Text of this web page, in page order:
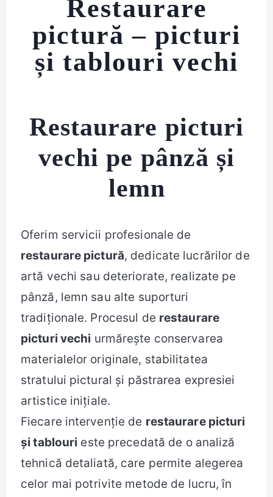
Restaurare
pictură – picturi
și tablouri vechi
Restaurare picturi
vechi pe pânză și
lemn
Oferim servicii profesionale de
restaurare pictură, dedicate lucrărilor de
artă vechi sau deteriorate, realizate pe
pânză, lemn sau alte suporturi
tradiționale. Procesul de restaurare
picturi vechi urmărește conservarea
materialelor originale, stabilitatea
stratului pictural și păstrarea expresiei
artistice inițiale.
Fiecare intervenție de restaurare picturi
și tablouri este precedată de o analiză
tehnică detaliată, care permite alegerea
celor mai potrivite metode de lucru, în